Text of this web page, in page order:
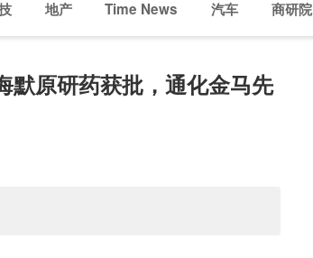
地产 Time News 汽车 商研院
默原研药获批，通化金马先